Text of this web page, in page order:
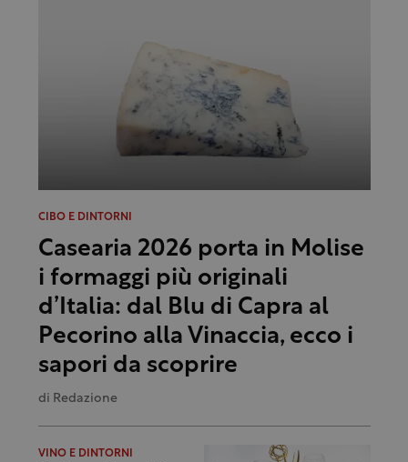
CIBO E DINTORNI
Casearia 2026 porta in Molise
i formaggi più originali
d’Italia: dal Blu di Capra al
Pecorino alla Vinaccia, ecco i
sapori da scoprire
di Redazione
VINO E DINTORNI